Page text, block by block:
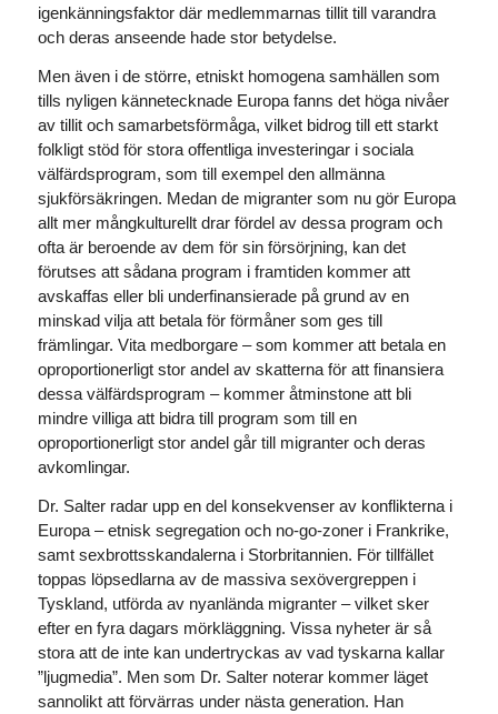
igenkänningsfaktor där medlemmarnas tillit till varandra
och deras anseende hade stor betydelse.
Men även i de större, etniskt homogena samhällen som
tills nyligen kännetecknade Europa fanns det höga nivåer
av tillit och samarbetsförmåga, vilket bidrog till ett starkt
folkligt stöd för stora offentliga investeringar i sociala
välfärdsprogram, som till exempel den allmänna
sjukförsäkringen. Medan de migranter som nu gör Europa
allt mer mångkulturellt drar fördel av dessa program och
ofta är beroende av dem för sin försörjning, kan det
förutses att sådana program i framtiden kommer att
avskaffas eller bli underfinansierade på grund av en
minskad vilja att betala för förmåner som ges till
främlingar. Vita medborgare – som kommer att betala en
oproportionerligt stor andel av skatterna för att finansiera
dessa välfärdsprogram – kommer åtminstone att bli
mindre villiga att bidra till program som till en
oproportionerligt stor andel går till migranter och deras
avkomlingar.
Dr. Salter radar upp en del konsekvenser av konflikterna i
Europa – etnisk segregation och no-go-zoner i Frankrike,
samt sexbrottsskandalerna i Storbritannien. För tillfället
toppas löpsedlarna av de massiva sexövergreppen i
Tyskland, utförda av nyanlända migranter – vilket sker
efter en fyra dagars mörkläggning. Vissa nyheter är så
stora att de inte kan undertryckas av vad tyskarna kallar
”ljugmedia”. Men som Dr. Salter noterar kommer läget
sannolikt att förvärras under nästa generation. Han